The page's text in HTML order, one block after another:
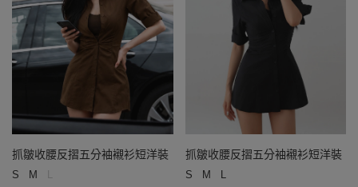
抓皺收腰反摺五分袖襯衫短洋裝
S M L
抓皺收腰反摺五分袖襯衫短洋裝
S M L